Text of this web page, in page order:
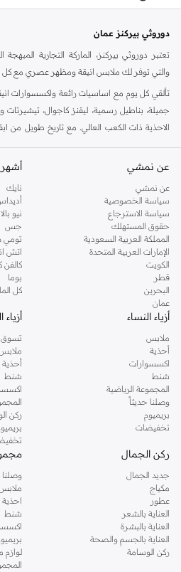
دوروثي بيركنز عمان
تعتبر دوروثي بيركنز، الماركة التجارية المبهجة
والتي توفر لك ملابس انيقة ومظهر عصري مع كل
تألقي كل يوم مع اساسيات رائعة واكسسوارات
جميلة، بناطيل رسمية، ليقنز كاجوال،
الاحذية ذات الكعب العالي. مع تاريخ طويل من
كنت تقومين بتجديد خزانة ملابسك الملائمة
اليه.
تسوقي دوروثي بيركنز اون لاين مسقط
تسوقي دوروثي بيركنز اون لاين من نمشي
دوروثي بيركنز الشهيرة. تصفحي المجموعة كاملة
استخدمي القائمة لتحديد تجربة تسوق دوروثي
والدعم الاستثنائي يضمن لك تجربة تسوق ممتعة
عن نمشي
عن نمشي
سياسة الخصوصية
سياسة الاسترجاع
حقوق المستهلك
المملكة العربية السعودية
الإمارات العربية المتحدة
الكويت
قطر
البحرين
عمان
أشهر
نايك
نيو
جس
تومي
اتش
كالفن
بوما
كل
أزياء النساء
ملابس
أحذية
اكسسوارات
شنط
المجموعة الرياضية
وصلنا حديثاً
بريميوم
تخفيضات
تسوق
أحذية
شنط
ركن
ركن الجمال
جديد الجمال
مكياج
عطور
العناية بالشعر
العناية بالبشرة
العناية بالجسم والصحة
ركن الوسامة
وصلنا
احذية
شنط
لوازم